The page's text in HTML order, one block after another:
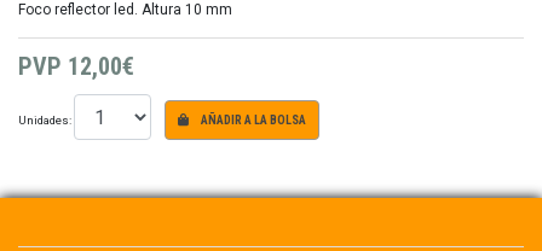
Foco reflector led. Altura 10 mm
PVP 12,00€
Unidades: AÑADIR A LA BOLSA